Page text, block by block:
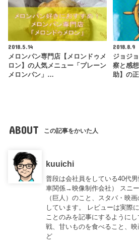
2018.5.14
メロンパン専門店【メロンドゥメ
ロン】の人気メニュー「プレーン
メロンパン」…
2018.8.9
ジョジ
察と感
助】の
ABOUT この記事をかいた人
kuuichi
普段は会社員をしている40代
車関係→映像制作会社） スニ
（巨人）のこと、スタバ・映
しています。 レビューは実際
ことのみを記事にするように
戦、甘いものを食べること、
ど